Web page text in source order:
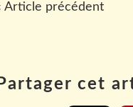
Article précédent
Partager cet